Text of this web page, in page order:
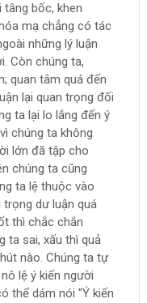
bốc, khen
mạ chẳng có tác
những lý luận
Còn chúng ta,
quan tâm quá đến
lại quan trọng đối
ta lại lo lắng đến ý
chúng ta không
lớn đã tập cho
chúng ta cũng
ta lệ thuộc vào
dư luận quá
thì chắc chắn
ta sai, xấu thì quả
nào. Chúng ta tự
lệ ý kiến người
thể dám nói "Ý kiến